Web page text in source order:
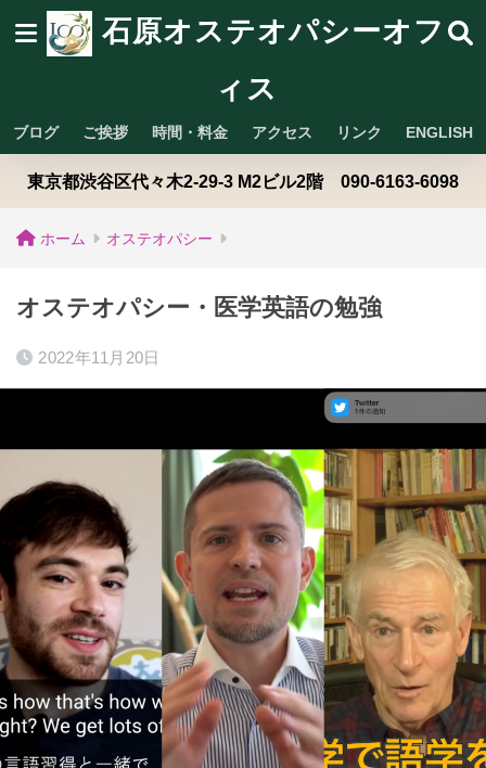
石原オステオパシーオフ
ィス
ブログ ご挨拶 時間・料金 アクセス リンク ENGLISH
東京都渋谷区代々木2-29-3 M2ビル2階 090-6163-6098
ホーム オステオパシー
オステオパシー・医学英語の勉強
2022年11月20日